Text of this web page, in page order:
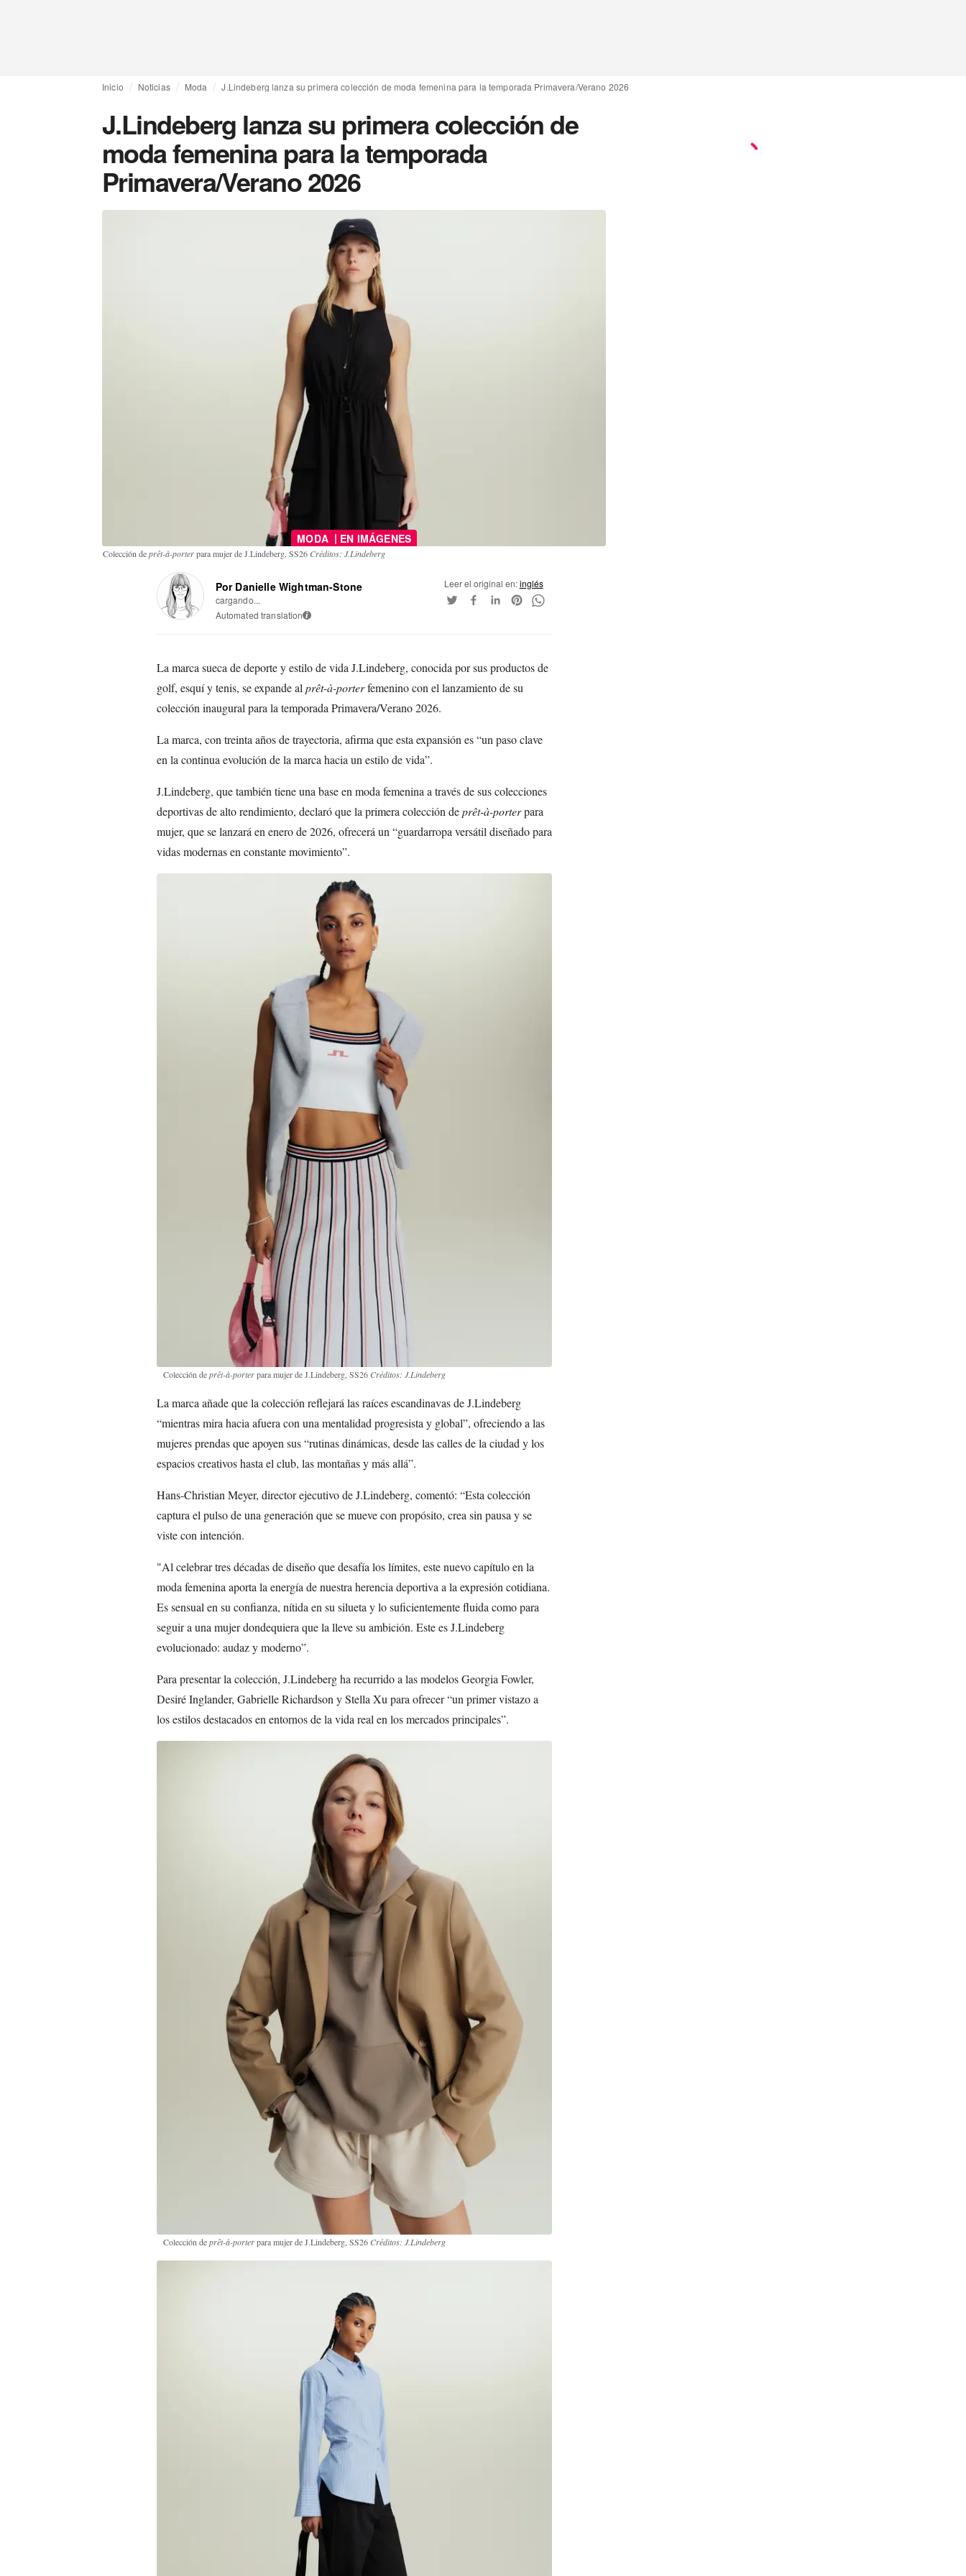
Inicio Noticias Moda J.Lindeberg lanza su primera colección de moda femenina para la temporada Primavera/Verano 2026
J.Lindeberg lanza su primera colección de
moda femenina para la temporada
Primavera/Verano 2026
MODA | EN IMÁGENES
Colección deprêt-à-porterpara mujer de J.Lindeberg, SS26 Créditos: J.Lindeberg
Por Danielle Wightman-Stone
cargando...
Automated translation i
Leer el original en:inglés
La marca sueca de deporte y estilo de vida J.Lindeberg, conocida por sus productos de
golf, esquí y tenis, se expande al prêt-à-porterfemenino con el lanzamiento de su
colección inaugural para la temporada Primavera/Verano 2026.
La marca, con treinta años de trayectoria, afirma que esta expansión es “un paso clave
en la continua evolución de la marca hacia un estilo de vida”.
J.Lindeberg, que también tiene una base en moda femenina a través de sus colecciones
deportivas de alto rendimiento, declaró que la primera colección deprêt-à-porterpara
mujer, que se lanzará en enero de 2026, ofrecerá un “guardarropa versátil diseñado para
vidas modernas en constante movimiento”.
Colección deprêt-à-porterpara mujer de J.Lindeberg, SS26 Créditos: J.Lindeberg
La marca añade que la colección reflejará las raíces escandinavas de J.Lindeberg
“mientras mira hacia afuera con una mentalidad progresista y global”, ofreciendo a las
mujeres prendas que apoyen sus “rutinas dinámicas, desde las calles de la ciudad y los
espacios creativos hasta el club, las montañas y más allá”.
Hans-Christian Meyer, director ejecutivo de J.Lindeberg, comentó: “Esta colección
captura el pulso de una generación que se mueve con propósito, crea sin pausa y se
viste con intención.
"Al celebrar tres décadas de diseño que desafía los límites, este nuevo capítulo en la
moda femenina aporta la energía de nuestra herencia deportiva a la expresión cotidiana.
Es sensual en su confianza, nítida en su silueta y lo suficientemente fluida como para
seguir a una mujer dondequiera que la lleve su ambición. Este es J.Lindeberg
evolucionado: audaz y moderno”.
Para presentar la colección, J.Lindeberg ha recurrido a las modelos Georgia Fowler,
Desiré Inglander, Gabrielle Richardson y Stella Xu para ofrecer “un primer vistazo a
los estilos destacados en entornos de la vida real en los mercados principales”.
Colección deprêt-à-porterpara mujer de J.Lindeberg, SS26 Créditos: J.Lindeberg